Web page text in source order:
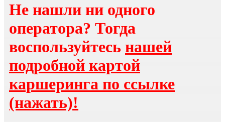
Не нашли ни одного
оператора? Тогда
воспользуйтесь нашей
подробной картой
каршеринга по ссылке
(нажать)!